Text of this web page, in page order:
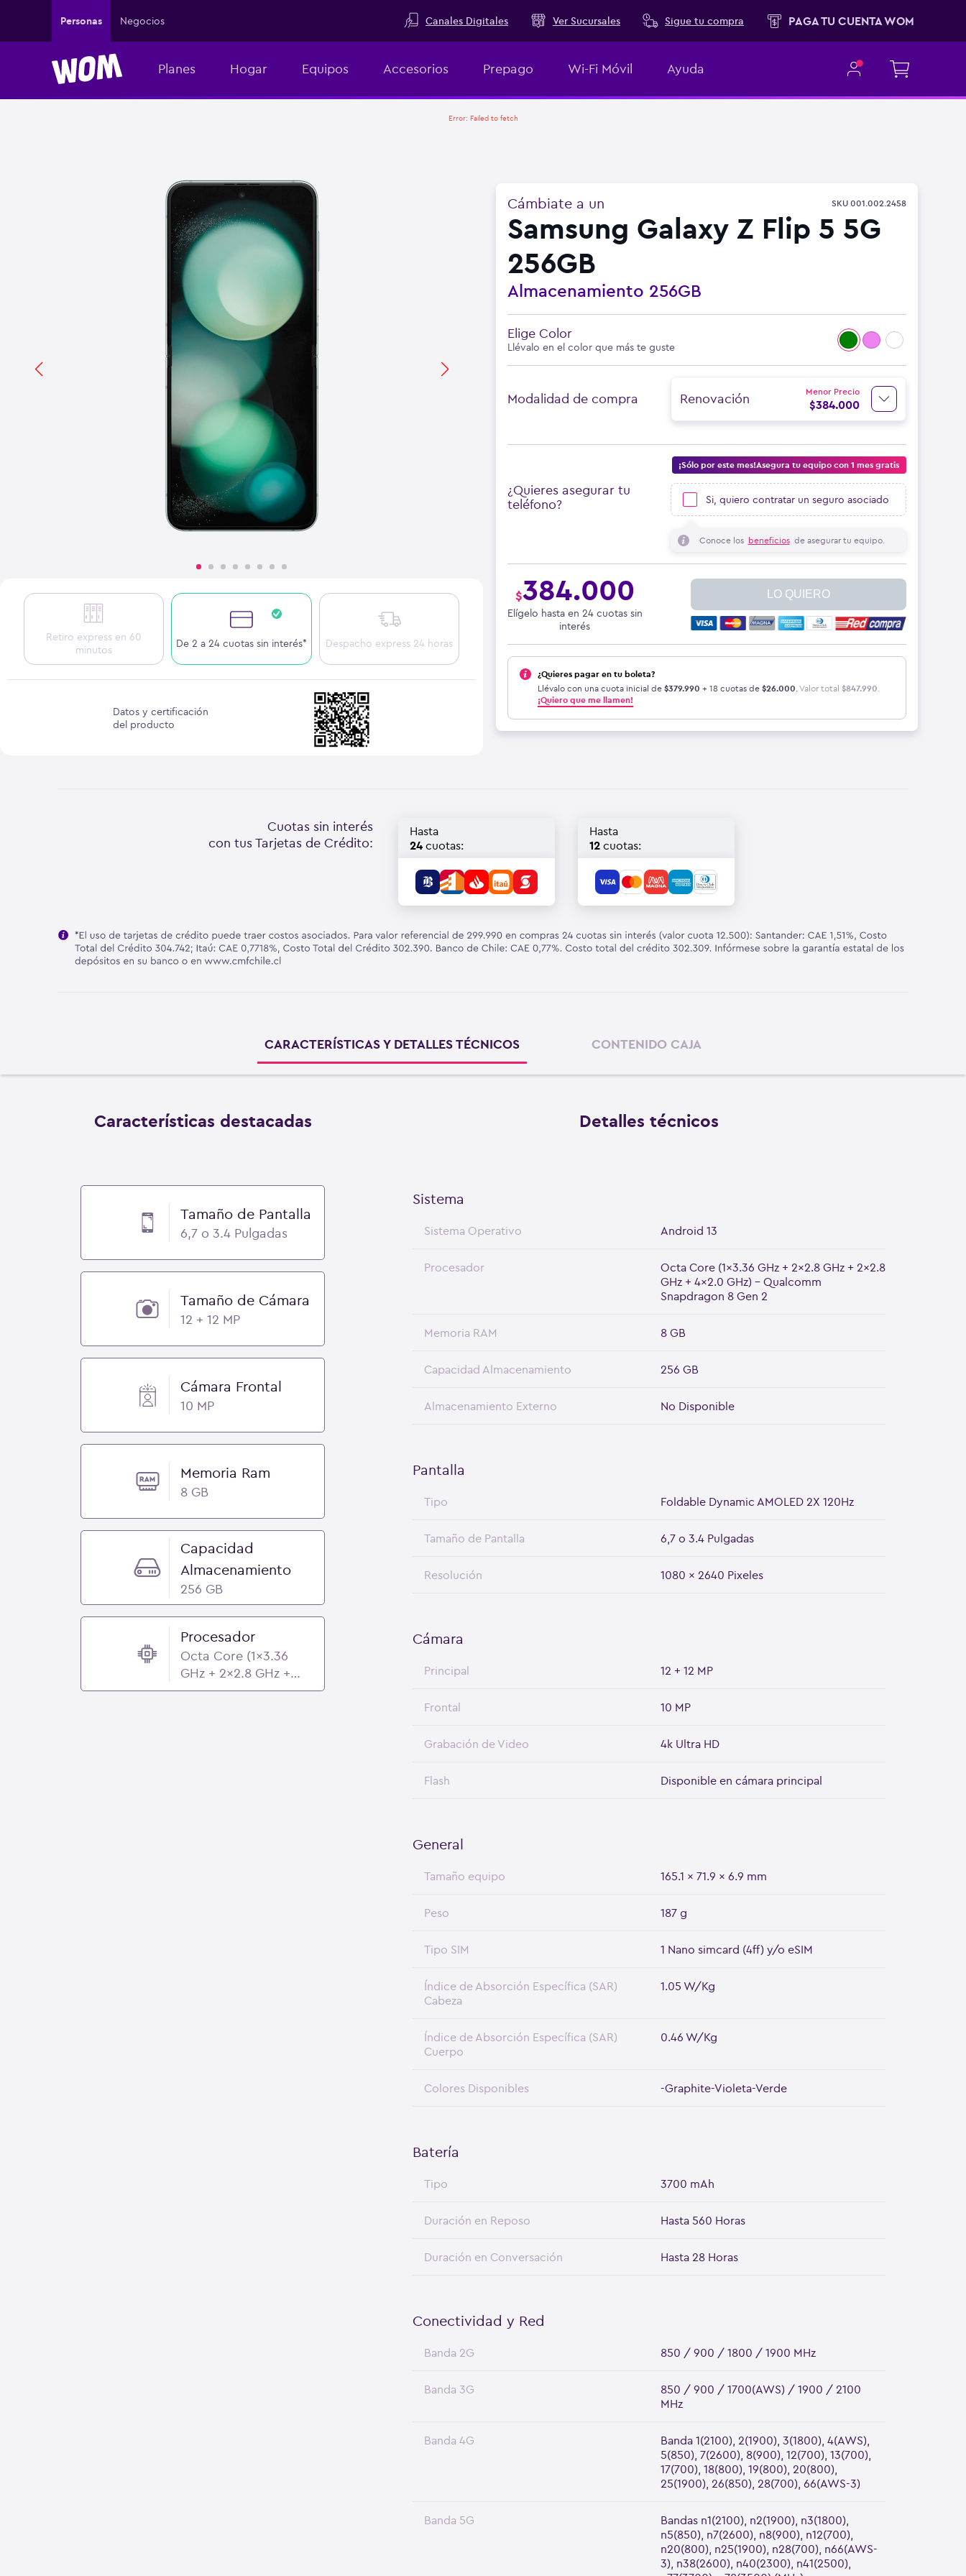
Personas Negocios Canales Digitales Ver Sucursales Sigue tu compra PAGA TU CUENTA WOM
Planes Hogar Equipos Accesorios Prepago Wi-Fi Móvil Ayuda
Error: Failed to fetch
Retiro express en 60
minutos
De 2 a 24 cuotas sin interés* Despacho express 24 horas
Datos y certificación
del producto
Cámbiate a un SKU 001.002.2458
Samsung Galaxy Z Flip 5 5G
256GB
Almacenamiento 256GB
Elige Color
Llévalo en el color que más te guste
Modalidad de compra Renovación Menor Precio
$384.000
¡Sólo por este mes!Asegura tu equipo con 1 mes gratis
¿Quieres asegurar tu
teléfono?
Si, quiero contratar un seguro asociado
Conoce los beneficios de asegurar tu equipo.
$384.000
Elígelo hasta en 24 cuotas sin
interés
LO QUIERO
¿Quieres pagar en tu boleta?
Llévalo con una cuota inicial de $379.990 + 18 cuotas de $26.000.Valor total $847.990.
¡Quiero que me llamen!
Cuotas sin interés
con tus Tarjetas de Crédito:
Hasta
24 cuotas:
Hasta
12 cuotas:
CARACTERÍSTICAS Y DETALLES TÉCNICOS CONTENIDO CAJA
Características destacadas
Tamaño de Pantalla
6,7 o 3.4 Pulgadas
Tamaño de Cámara
12 + 12 MP
Cámara Frontal
10 MP
Memoria Ram
8 GB
Capacidad
Almacenamiento
256 GB
Procesador
Octa Core (1x3.36
GHz + 2x2.8 GHz +
2x2.8 GHz + 4x2.0
Detalles técnicos
Sistema
Sistema Operativo Android 13
Procesador
Octa Core (1x3.36 GHz + 2x2.8 GHz + 2x2.8
GHz + 4x2.0 GHz) - Qualcomm
Snapdragon 8 Gen 2
Memoria RAM 8 GB
Capacidad Almacenamiento 256 GB
Almacenamiento Externo No Disponible
Pantalla
Tipo Foldable Dynamic AMOLED 2X 120Hz
Tamaño de Pantalla 6,7 o 3.4 Pulgadas
Resolución 1080 x 2640 Pixeles
Cámara
Principal 12 + 12 MP
Frontal 10 MP
Grabación de Video 4k Ultra HD
Flash Disponible en cámara principal
General
Tamaño equipo 165.1 x 71.9 x 6.9 mm
Peso 187 g
Tipo SIM 1 Nano simcard (4ff) y/o eSIM
Índice de Absorción Específica (SAR)
Cabeza
1.05 W/Kg
Índice de Absorción Específica (SAR)
Cuerpo
0.46 W/Kg
Colores Disponibles -Graphite-Violeta-Verde
Batería
Tipo 3700 mAh
Duración en Reposo Hasta 560 Horas
Duración en Conversación Hasta 28 Horas
Conectividad y Red
Banda 2G 850 / 900 / 1800 / 1900 MHz
Banda 3G
850 / 900 / 1700(AWS) / 1900 / 2100
MHz
Banda 4G
Banda 1(2100), 2(1900), 3(1800), 4(AWS),
5(850), 7(2600), 8(900), 12(700), 13(700),
17(700), 18(800), 19(800), 20(800),
25(1900), 26(850), 28(700), 66(AWS-3)
Banda 5G
Bandas n1(2100), n2(1900), n3(1800),
n5(850), n7(2600), n8(900), n12(700),
n20(800), n25(1900), n28(700), n66(AWS-
3), n38(2600), n40(2300), n41(2500),